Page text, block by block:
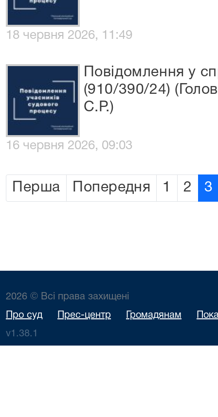
18 червня 2026, 11:49
Повідомлення у
(910/390/24)
С.Р.)
16 червня 2026, 09:03
Перша Попередня 1 2 3
2026 © Всі права захищені
Про суд Прес-центр Громадянам
v1.38.1